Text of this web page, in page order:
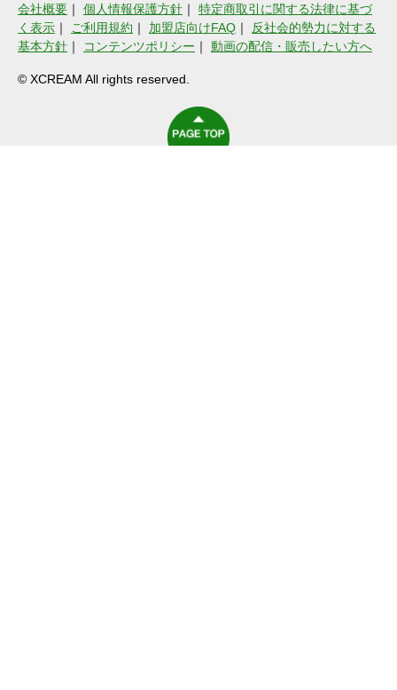
会社概要 ｜ 個人情報保護方針 ｜ 特定商取引に関する法律に基づ
く表示 ｜ ご利用規約 ｜ 加盟店向けFAQ ｜
反社会的勢力に対する
基本方針 ｜ コンテンツポリシー ｜ 動画の配信・販売したい方へ
© XCREAM All rights reserved.